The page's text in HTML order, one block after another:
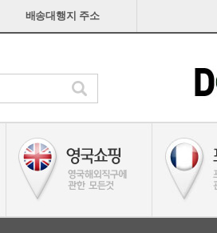
배송대행지 주소